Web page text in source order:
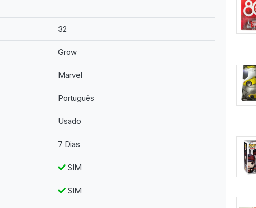
32
Grow
Marvel
Português
Usado
7 Dias
SIM
SIM